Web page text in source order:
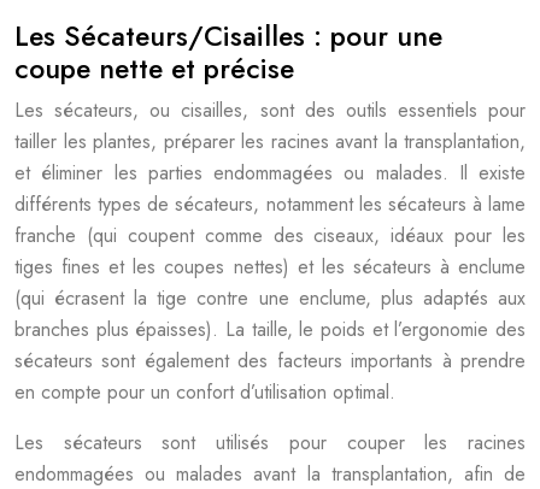
Les Sécateurs/Cisailles : pour une
coupe nette et précise
Les sécateurs, ou cisailles, sont des outils essentiels pour
tailler les plantes, préparer les racines avant la transplantation,
et éliminer les parties endommagées ou malades. Il existe
différents types de sécateurs, notamment les sécateurs à lame
franche (qui coupent comme des ciseaux, idéaux pour les
tiges fines et les coupes nettes) et les sécateurs à enclume
(qui écrasent la tige contre une enclume, plus adaptés aux
branches plus épaisses). La taille, le poids et l’ergonomie des
sécateurs sont également des facteurs importants à prendre
en compte pour un confort d’utilisation optimal.
Les sécateurs sont utilisés pour couper les racines
endommagées ou malades avant la transplantation, afin de